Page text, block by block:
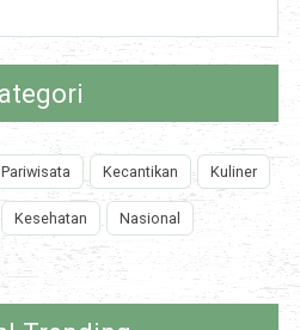
Pariwisata Kecantikan Kuliner
Kesehatan Nasional